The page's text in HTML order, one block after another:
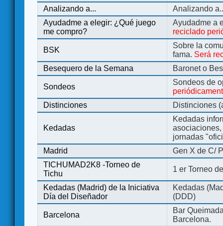
Analizando a...
Analizando
Ayudadme a elegir: ¿Qué juego
me compro?
Ayudadme a
reciclado
BSK
Sobre la
fama. Será
Besequero de la Semana
Baronet o
Sondeos
Sondeos de
Distinciones
Distinciones
Kedadas
Kedadas
jornadas
Madrid
Gen X de C/
TICHUMAD2K8 -Torneo de
Tichu
1 er Torneo
Kedadas (Madrid) de la Iniciativa
Día del Diseñador
Kedadas
(DDD)
Barcelona
Bar
Barcelona.